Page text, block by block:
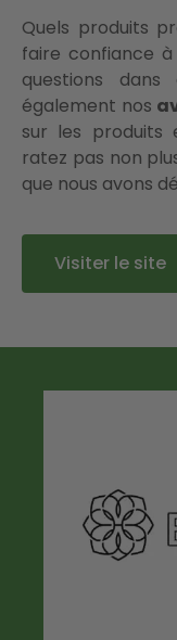
Quels produits
faire confiance
questions
également nos
sur les produits
ratez pas non
que nous avons
Visiter le site